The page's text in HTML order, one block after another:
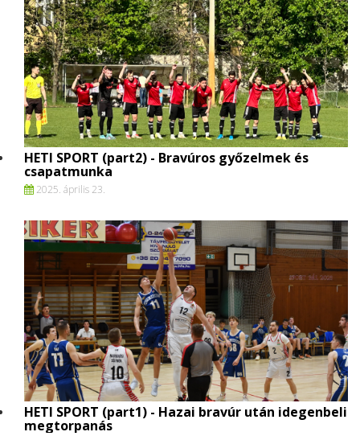
HETI SPORT (part2) - Bravúros győzelmek és
csapatmunka
2025. április 23.
HETI SPORT (part1) - Hazai bravúr után idegenbeli
megtorpanás